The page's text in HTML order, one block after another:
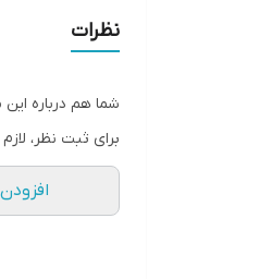
نظرات
شما هم درباره
برای ثبت نظر،